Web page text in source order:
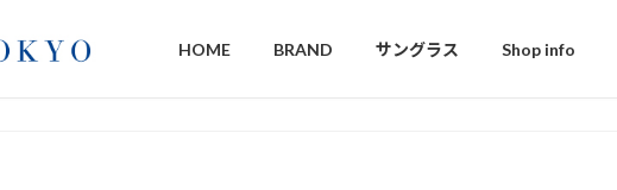
HOME BRAND サングラス Shop info